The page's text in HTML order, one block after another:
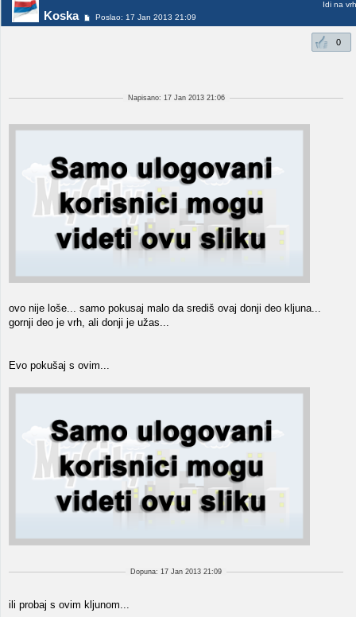
Koska Poslao: 17 Jan 2013 21:09
Idi na vrh
0
Napisano: 17 Jan 2013 21:06
ovo nije loše... samo pokusaj malo da središ ovaj donji deo kljuna...
gornji deo je vrh, ali donji je užas...
Evo pokušaj s ovim...
Dopuna: 17 Jan 2013 21:09
ili probaj s ovim kljunom...